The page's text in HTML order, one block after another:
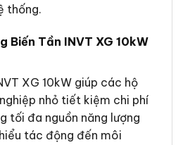
thống.
Biến Tần INVT XG 10kW
XG 10kW giúp các hộ
nhỏ tiết kiệm chi phí
tối đa nguồn năng lượng
tác động đến môi